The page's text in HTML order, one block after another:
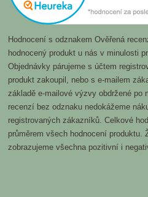
Hodnocení s odznakem Ověřená
hodnocený produkt u nás v minulosti
Objednávky párujeme s účtem
produkt zakoupil, nebo s e-mailem
základě e-mailové výzvy obdržené po
recenzí bez odznaku nedokážeme
registrovaných zákazníků. Celkové
průměrem všech hodnocení produktu.
zobrazujeme všechna pozitivní i